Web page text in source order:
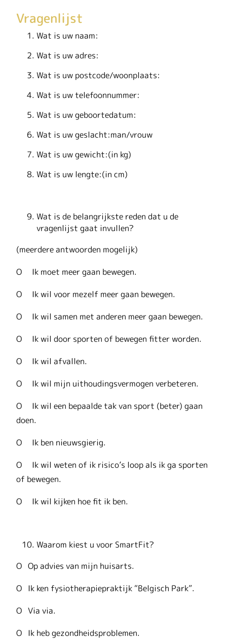
Vragenlijst
Wat is uw naam:
Wat is uw adres:
Wat is uw postcode/woonplaats:
Wat is uw telefoonnummer:
Wat is uw geboortedatum:
Wat is uw geslacht:man/vrouw
Wat is uw gewicht:(in kg)
Wat is uw lengte:(in cm)
Wat is de belangrijkste reden dat u de
vragenlijst gaat invullen?
(meerdere antwoorden mogelijk)
O Ik moet meer gaan bewegen.
O Ik wil voor mezelf meer gaan bewegen.
O Ik wil samen met anderen meer gaan bewegen.
O Ik wil door sporten of bewegen fitter worden.
O Ik wil afvallen.
O Ik wil mijn uithoudingsvermogen verbeteren.
O Ik wil een bepaalde tak van sport (beter) gaan
doen.
O Ik ben nieuwsgierig.
O Ik wil weten of ik risico’s loop als ik ga sporten
of bewegen.
O Ik wil kijken hoe fit ik ben.
Waarom kiest u voor SmartFit?
O Op advies van mijn huisarts.
O Ik ken fysiotherapiepraktijk “Belgisch Park”.
O Via via.
O Ik heb gezondheidsproblemen.